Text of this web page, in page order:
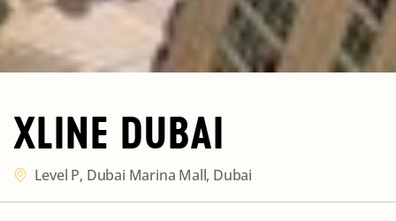
XLINE DUBAI
Level P, Dubai Marina Mall, Dubai